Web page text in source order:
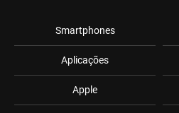
Smartphones
Aplicações
Apple